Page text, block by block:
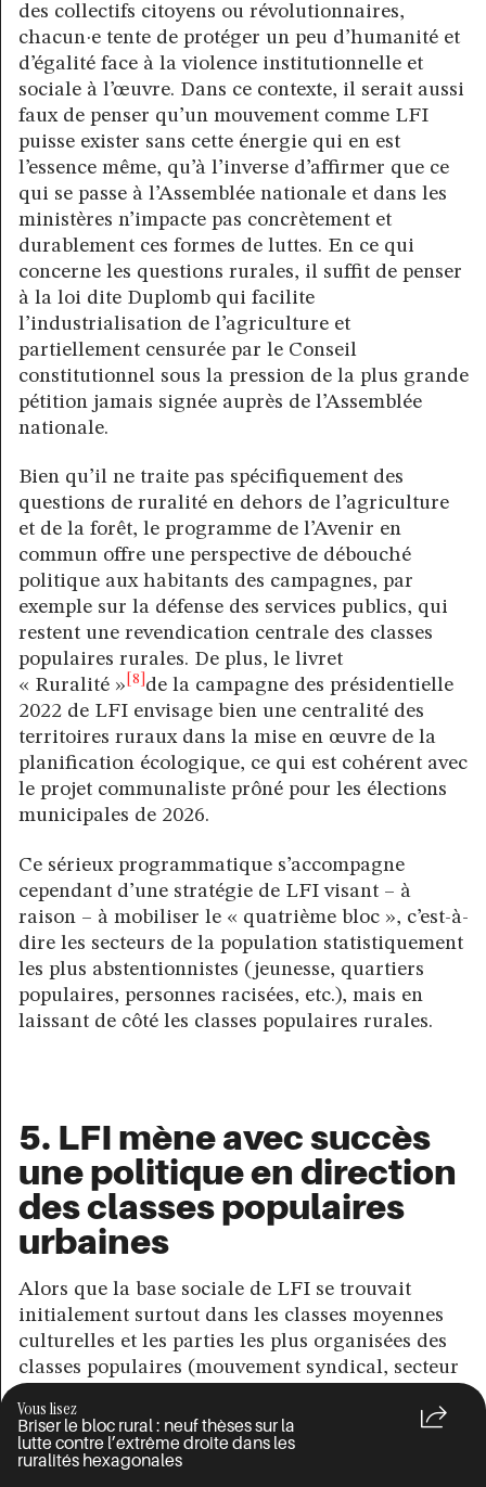
Vous lisez
Briser le bloc rural : neuf thèses sur la
lutte contre l’extrême droite dans les
ruralités hexagonales
des collectifs citoyens ou révolutionnaires,
chacun·e tente de protéger un peu d’humanité et
d’égalité face à la violence institutionnelle et
sociale à l’œuvre. Dans ce contexte, il serait aussi
faux de penser qu’un mouvement comme LFI
puisse exister sans cette énergie qui en est
l’essence même, qu’à l’inverse d’affirmer que ce
qui se passe à l’Assemblée nationale et dans les
ministères n’impacte pas concrètement et
durablement ces formes de luttes. En ce qui
concerne les questions rurales, il suffit de penser
à la loi dite Duplomb qui facilite
l’industrialisation de l’agriculture et
partiellement censurée par le Conseil
constitutionnel sous la pression de la plus grande
pétition jamais signée auprès de l’Assemblée
nationale.
Bien qu’il ne traite pas spécifiquement des
questions de ruralité en dehors de l’agriculture
et de la forêt, le programme de l’Avenir en
commun offre une perspective de débouché
politique aux habitants des campagnes, par
exemple sur la défense des services publics, qui
restent une revendication centrale des classes
populaires rurales. De plus, le livret
« Ruralité » [8] de la campagne des présidentielle
2022 de LFI envisage bien une centralité des
territoires ruraux dans la mise en œuvre de la
planification écologique, ce qui est cohérent avec
le projet communaliste prôné pour les élections
municipales de 2026.
Ce sérieux programmatique s’accompagne
cependant d’une stratégie de LFI visant – à
raison – à mobiliser le « quatrième bloc », c’est-à-
dire les secteurs de la population statistiquement
les plus abstentionnistes (jeunesse, quartiers
populaires, personnes racisées, etc.), mais en
laissant de côté les classes populaires rurales.
5. LFI mène avec succès
une politique en direction
des classes populaires
urbaines
Alors que la base sociale de LFI se trouvait
initialement surtout dans les classes moyennes
culturelles et les parties les plus organisées des
classes populaires (mouvement syndical, secteur
aux habitant·es des quartiers populaires et aux
classes populaires racisées.